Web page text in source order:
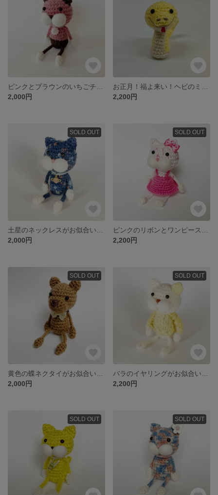
2,000円
2,200円
SOLD OUT
2,000円
SOLD OUT
2,200円
SOLD OUT
2,000円
SOLD OUT
2,200円
SOLD OUT SOLD OUT